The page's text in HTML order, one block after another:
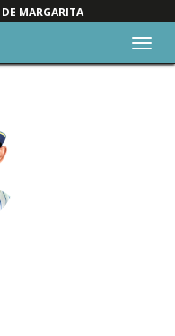
MARGARITA